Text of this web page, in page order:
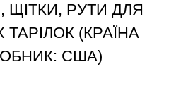
ЩІТКИ, РУТИ ДЛЯ
(КРАЇНА
США)